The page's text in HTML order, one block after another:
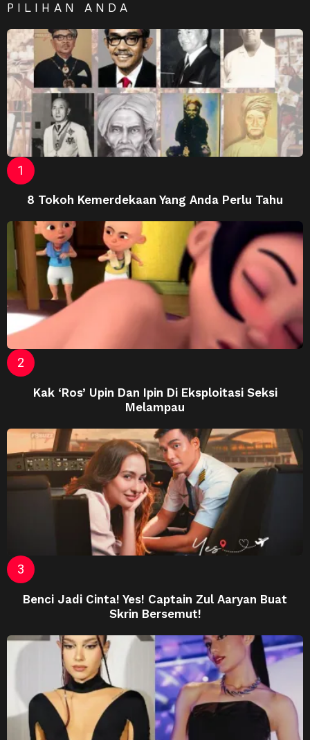
PILIHAN ANDA
8 Tokoh Kemerdekaan Yang Anda Perlu Tahu
Kak ‘Ros’ Upin Dan Ipin Di Eksploitasi Seksi
Melampau
Benci Jadi Cinta! Yes! Captain Zul Aaryan Buat
Skrin Bersemut!